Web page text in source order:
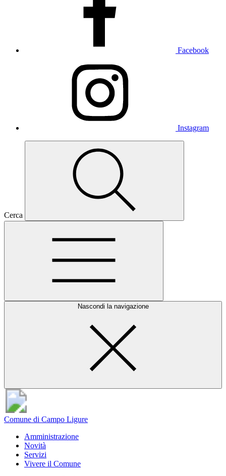
Facebook
Instagram
Cerca
Nascondi la navigazione
Comune di Campo Ligure
Amministrazione
Novità
Servizi
Vivere il Comune